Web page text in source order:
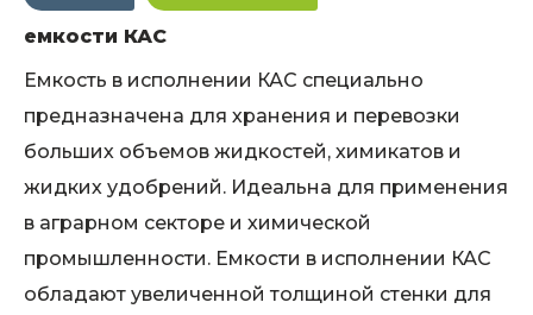
емкости КАС
Емкость в исполнении КАС специально
предназначена для хранения и перевозки
больших объемов жидкостей, химикатов и
жидких удобрений. Идеальна для применения
в аграрном секторе и химической
промышленности. Емкости в исполнении КАС
обладают увеличенной толщиной стенки для